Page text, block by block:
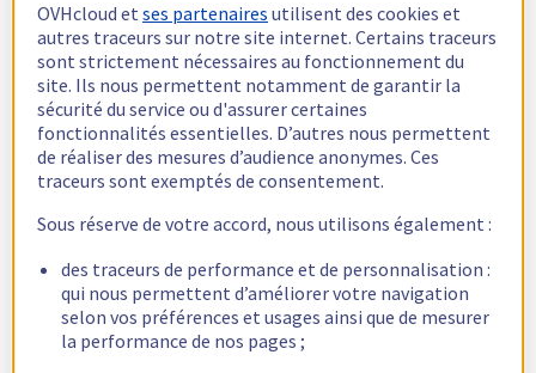
OVHcloud etses partenaires utilisent des cookies et
autres traceurs sur notre site internet. Certains traceurs
sont strictement nécessaires au fonctionnement du
site. Ils nous permettent notamment de garantir la
sécurité du service ou d'assurer certaines
fonctionnalités essentielles. D’autres nous permettent
de réaliser des mesures d’audience anonymes. Ces
traceurs sont exemptés de consentement.
Sous réserve de votre accord, nous utilisons également :
des traceurs de performance et de personnalisation :
qui nous permettent d’améliorer votre navigation
selon vos préférences et usages ainsi que de mesurer
la performance de nos pages ;